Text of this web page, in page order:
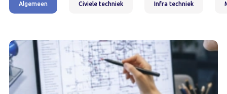
Algemeen Civiele techniek Infra techniek